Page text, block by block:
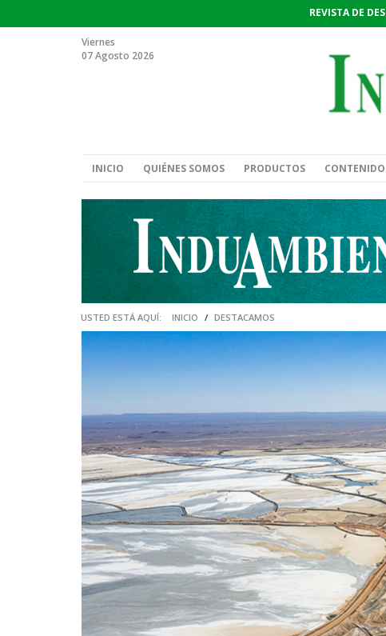
REVISTA DE
Viernes
07 Agosto 2026
INICIO QUIÉNES SOMOS PRODUCTOS CONTENIDO
USTED ESTÁ AQUÍ: INICIO / DESTACAMOS